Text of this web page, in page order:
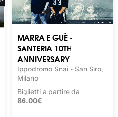
MARRA E GUÈ -
SANTERIA 10TH
ANNIVERSARY
Ippodromo Snai - San Siro,
Milano
Biglietti a partire da
86.00€